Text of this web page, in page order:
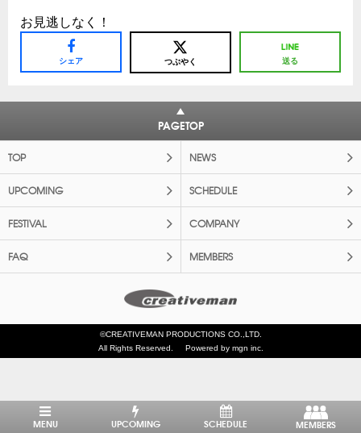
お見逃しなく！
シェア つぶやく 送る
PAGETOP
TOP NEWS
UPCOMING SCHEDULE
FESTIVAL COMPANY
FAQ MEMBERS
©CREATIVEMAN PRODUCTIONS CO.,LTD.
All Rights Reserved.
Powered by mgn inc.
MENU UPCOMING SCHEDULE MEMBERS